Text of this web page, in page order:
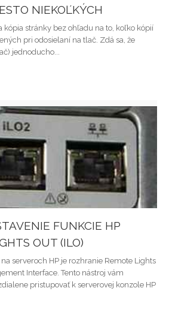
NIEKOĽKÝCH
kópia stránky bez ohľadu na to, koľko kópií
pri odosielaní na tlač. Zdá sa, že
jednoducho...
FUNKCIE HP
OUT (ILO)
serveroch HP je rozhranie Remote Lights
Interface. Tento nástroj vám
pristupovať k serverovej konzole HP